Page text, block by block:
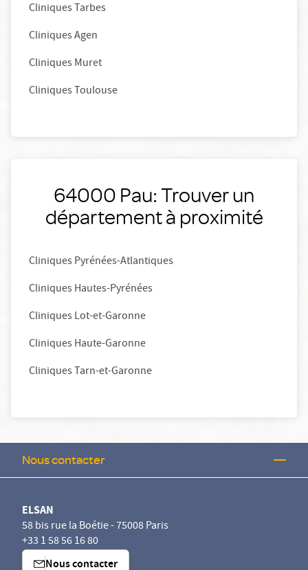
Cliniques Tarbes
Cliniques Agen
Cliniques Muret
Cliniques Toulouse
64000 Pau: Trouver un
département à proximité
Cliniques Pyrénées-Atlantiques
Cliniques Hautes-Pyrénées
Cliniques Lot-et-Garonne
Cliniques Haute-Garonne
Cliniques Tarn-et-Garonne
Nous contacter
ELSAN
58 bis rue la Boétie - 75008 Paris
+33 1 58 56 16 80
Nous contacter